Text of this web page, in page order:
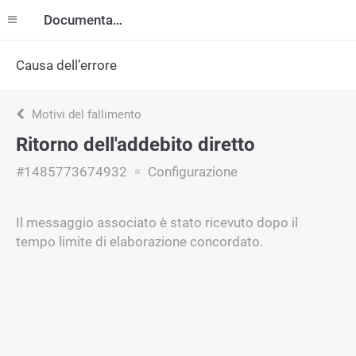
Documentazione
Causa dell’errore
Motivi del fallimento
Ritorno dell'addebito diretto
#1485773674932 Configurazione
Il messaggio associato è stato ricevuto dopo il
tempo limite di elaborazione concordato.